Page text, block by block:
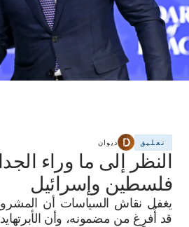
تعليق ديوان
النظر إلى ما وراء
فلسطين وإسرائيل
يغفل نقاش السياسات أن
قد أُفرِغ من مضمونه، وأن